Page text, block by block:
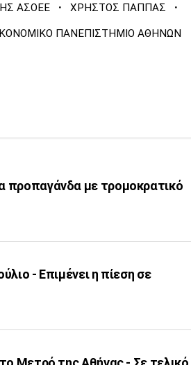
ΑΣΟΕΕ · ΧΡΗΣΤΟΣ ΠΑΠΠΑΣ ·
ΠΑΝΕΠΙΣΤΗΜΙΟ ΑΘΗΝΩΝ
προπαγάνδα με τρομοκρατικό
- Επιμένει η πίεση σε